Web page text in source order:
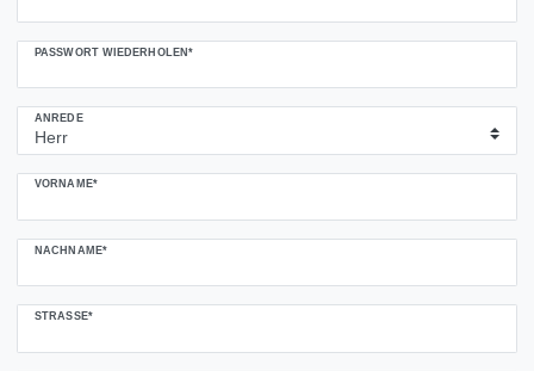
PASSWORT WIEDERHOLEN*
ANREDE
VORNAME*
NACHNAME*
STRASSE*